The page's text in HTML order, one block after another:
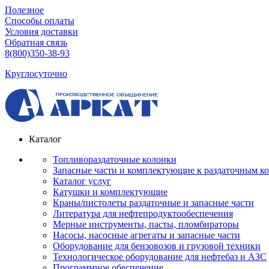
Полезное
Способы оплаты
Условия доставки
Обратная связь
8(800)350-38-93
Круглосуточно
Каталог
Топливораздаточные колонки
Запасные части и комплектующие к раздаточным
Каталог услуг
Катушки и комплектующие
Краны/пистолеты раздаточные и запасные части
Литература для нефтепродуктообеспечения
Мерные инструменты, пасты, пломбираторы
Насосы, насосные агрегаты и запасные части
Оборудование для бензовозов и грузовой техники
Технологическое оборудование для нефтебаз и АЗС